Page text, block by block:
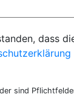
dass
sind